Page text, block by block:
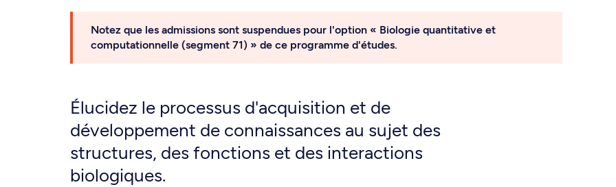
Notez que les admissions sont suspendues pour l'option « Biologie quantitative et
computationnelle (segment 71) » de ce programme d'études.
Élucidez le processus d'acquisition et de
développement de connaissances au sujet des
structures, des fonctions et des interactions
biologiques.